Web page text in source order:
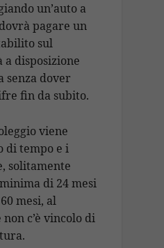
un’auto a
pagare un
sul
disposizione
senza dover
fin da subito.
viene
di tempo e i
solitamente
di 24 mesi
mesi, al
c’è vincolo di